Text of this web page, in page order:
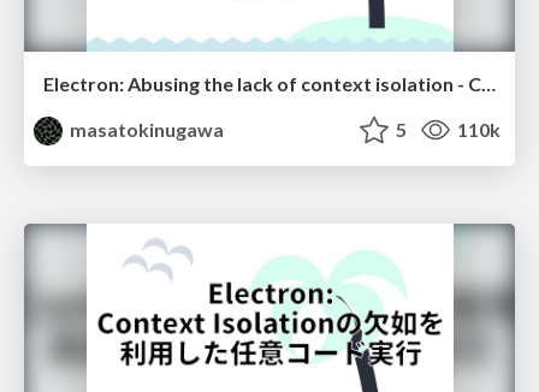
Electron: Abusing the lack of context isolation - CureCon(en)
masatokinugawa
5 110k